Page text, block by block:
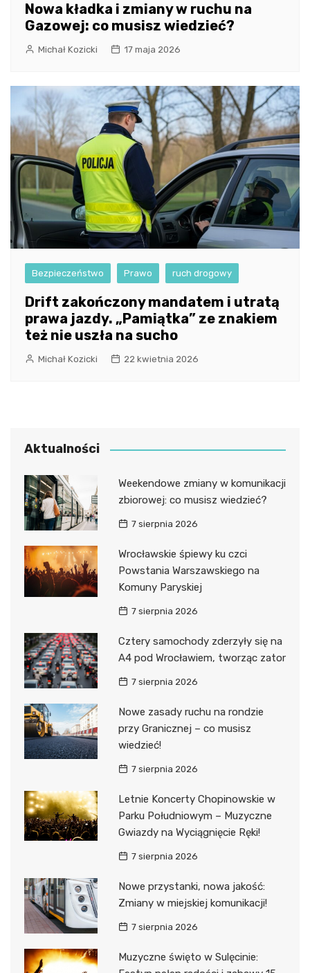
Nowa kładka i zmiany w ruchu na
Gazowej: co musisz wiedzieć?
Michał Kozicki 17 maja 2026
Bezpieczeństwo Prawo ruch drogowy
Drift zakończony mandatem i utratą
prawa jazdy. „Pamiątka” ze znakiem
też nie uszła na sucho
Michał Kozicki 22 kwietnia 2026
Aktualności
Weekendowe zmiany w komunikacji
zbiorowej: co musisz wiedzieć?
7 sierpnia 2026
Wrocławskie śpiewy ku czci
Powstania Warszawskiego na
Komuny Paryskiej
7 sierpnia 2026
Cztery samochody zderzyły się na
A4 pod Wrocławiem, tworząc zator
7 sierpnia 2026
Nowe zasady ruchu na rondzie
przy Granicznej – co musisz
wiedzieć!
7 sierpnia 2026
Letnie Koncerty Chopinowskie w
Parku Południowym – Muzyczne
Gwiazdy na Wyciągnięcie Ręki!
7 sierpnia 2026
Nowe przystanki, nowa jakość:
Zmiany w miejskiej komunikacji!
7 sierpnia 2026
Muzyczne święto w Sulęcinie: